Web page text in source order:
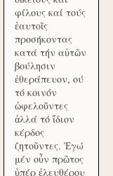
φίλους καί τούς
ἑαυτοῖς
προσήκοντας
κατά τήν αὑτῶν
βούλησιν
ἐθεράπευον, ού
τό κοινόν
ὠφελοῦντες
ἀλλά τό ἴδιον
κέρδος
ζητοῦντες. Ἐγώ
μέν οὖν πρῶτος
ὑπέρ ἐλευθέρου